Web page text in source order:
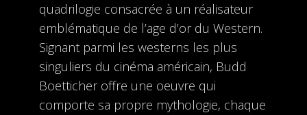
quadrilogie consacrée à un réalisateur
emblématique de l’age d’or du Western.
Signant parmi les westerns les plus
singuliers du cinéma américain, Budd
Boetticher offre une oeuvre qui
comporte sa propre mythologie, chaque